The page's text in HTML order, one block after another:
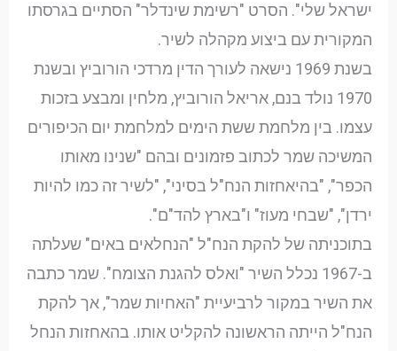
ישראל שלי". הסרט "רשימת שינדלר" הסתיים בגרסתו
המקורית עם ביצוע מקהלה לשיר.
בשנת 1969 נישאה לעורך הדין מרדכי הורוביץ ובשנת
1970 נולד בנם, אריאל הורוביץ, מלחין ומבצע בזכות
עצמו. בין מלחמת ששת הימים למלחמת יום הכיפורים
המשיכה שמר לכתוב פזמונים ובהם "שנינו מאותו
הכפר", "בהיאחזות הנח"ל בסיני", "לשיר זה כמו להיות
ירדן", "שבחי מעוז" ו"בארץ להד"ם".
בתוכניתה של להקת הנח"ל "הנחלאים באים" שעלתה
ב-1967 נכלל השיר "ואלס להגנת הצומח". שמר כתבה
את השיר במקור לרביעיית "האחיות שמר", אך להקת
הנח"ל הייתה הראשונה להקליט אותו. בהאחזות הנחל